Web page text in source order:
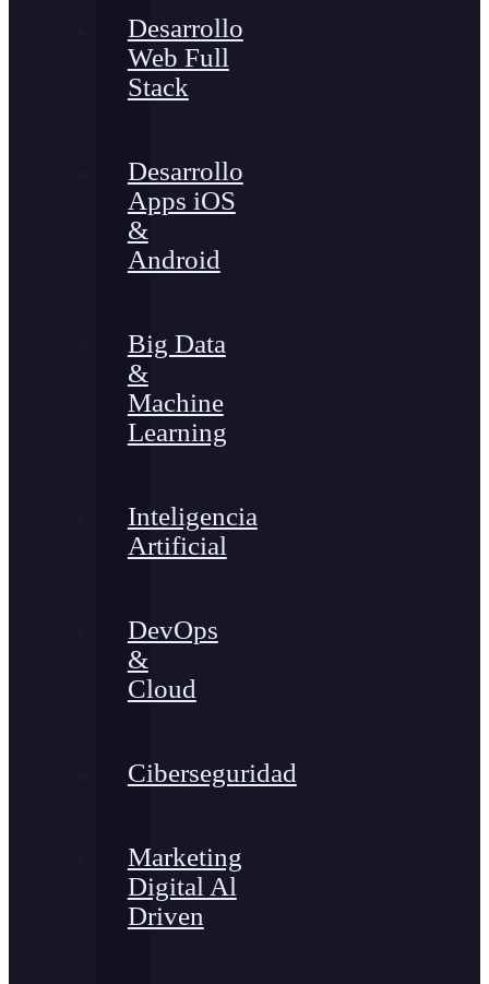
Desarrollo
Web Full
Stack
Desarrollo
Apps iOS
&
Android
Big Data
&
Machine
Learning
Inteligencia
Artificial
DevOps
&
Cloud
Ciberseguridad
Marketing
Digital Al
Driven